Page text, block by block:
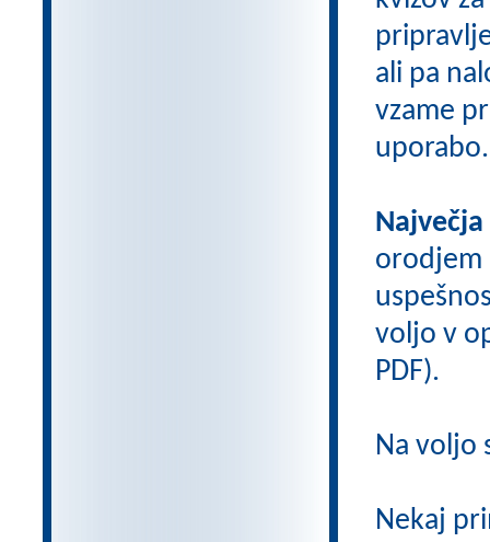
ali pa
vzame
uporabo.
orodjem
voljo v
PDF).
Na voljo
Nekaj